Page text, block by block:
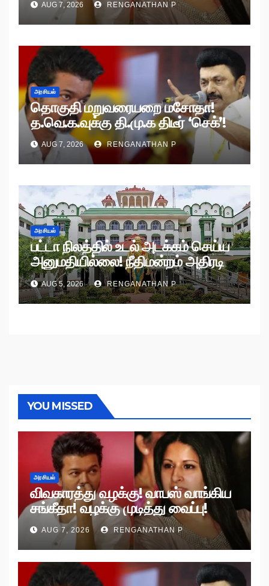
AUG 7, 2026 RENGANATHAN P
அரசியல்
தொகுதி மறுவரையறை மசோதா!
த.வெ.க.வுக்கு தி.மு.க திடீர் ‘செக்’!
AUG 7, 2026 RENGANATHAN P
அரசியல்
பட்டா நிலத்தில் உடல் அடக்கம் செய்ய
அனுமதியில்லை! நீதிமன்றம் அதிரடி
உத்தரவு!
AUG 5, 2026 RENGANATHAN P
YOU MISSED
அரசியல்
விவகாரத்து வழக்கு! வாபஸ் வாங்கிய
சங்கீதா! வழக்கு முடித்து வைப்பு!
AUG 7, 2026 RENGANATHAN P